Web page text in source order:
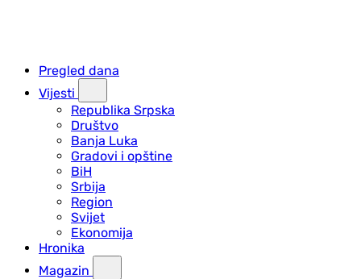
Pregled dana
Vijesti
Republika Srpska
Društvo
Banja Luka
Gradovi i opštine
BiH
Srbija
Region
Svijet
Ekonomija
Hronika
Magazin